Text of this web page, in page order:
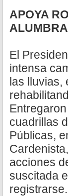
APOYA
El
intensa
las lluvias,
cuadrillas
Públicas,
acciones
suscitada
registrarse.